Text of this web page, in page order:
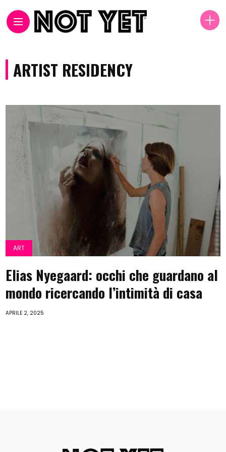
ARTIST RESIDENCY
ART
Elias Nyegaard: occhi che guardano al
mondo ricercando l’intimità di casa
APRILE 2, 2025